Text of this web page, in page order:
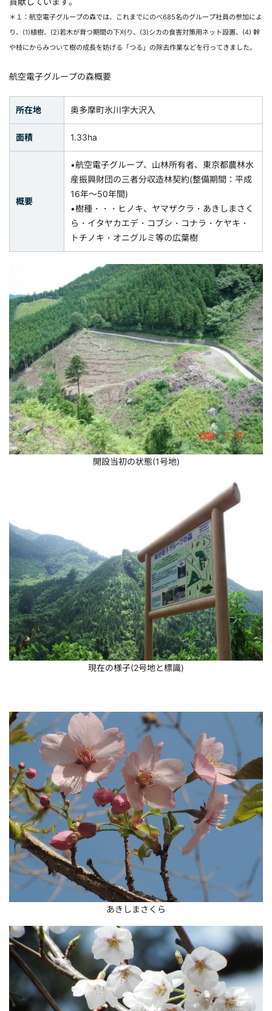
＊１：航空電子グループの森では、これまでにのべ685名のグループ社員の参加によ
り、(1)植樹、(2)若木が育つ期間の下刈り、(3)シカの食害対策用ネット設置、(4) 幹
や枝にからみついて樹の成長を妨げる「つる」の除去作業などを行ってきました。
航空電子グループの森概要
所在地 奥多摩町氷川字大沢入
面積 1.33ha
概要
•航空電子グループ、山林所有者、東京都農林水
産振興財団の三者分収造林契約(整備期間：平成
16年～50年間)
•樹種・・・ヒノキ、ヤマザクラ・あきしまさく
ら・イタヤカエデ・コブシ・コナラ・ケヤキ・
トチノキ・オニグルミ等の広葉樹
開設当初の状態(1号地)
現在の様子(2号地と標識)
あきしまさくら